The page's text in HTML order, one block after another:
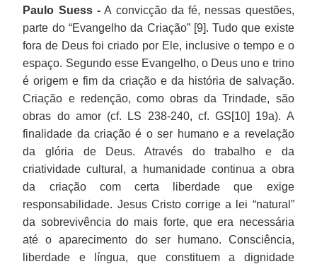
Paulo Suess -A convicção da fé, nessas questões,
parte do “Evangelho da Criação” [9]. Tudo que existe
fora de Deus foi criado por Ele, inclusive o tempo e o
espaço. Segundo esse Evangelho, o Deus uno e trino
é origem e fim da criação e da história de salvação.
Criação e redenção, como obras da Trindade, são
obras do amor (cf. LS 238-240, cf. GS[10] 19a). A
finalidade da criação é o ser humano e a revelação
da glória de Deus. Através do trabalho e da
criatividade cultural, a humanidade continua a obra
da criação com certa liberdade que exige
responsabilidade. Jesus Cristo corrige a lei “natural”
da sobrevivência do mais forte, que era necessária
até o aparecimento do ser humano. Consciência,
liberdade e língua, que constituem a dignidade